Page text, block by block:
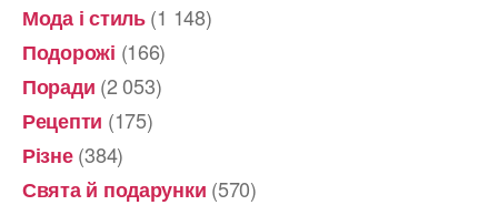
Мода і стиль(1 148)
Подорожі (166)
Поради (2 053)
Рецепти (175)
Різне(384)
Свята й подарунки (570)